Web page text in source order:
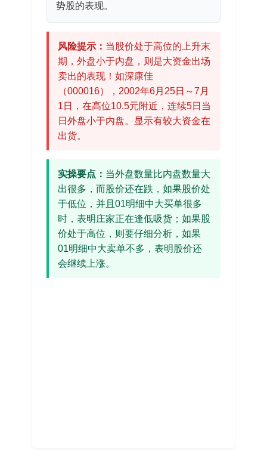
势股的表现。
风险提示： 当股价处于高位的上升末
期，外盘小于内盘，则是大资金出场
卖出的表现！如深康佳
（000016），2002年6月25日～7月
1日，在高位10.5元附近，连续5日当
日外盘小于内盘。显示有较大资金在
出货。
实操要点： 当外盘数量比内盘数量大
出很多，而股价还在跌，如果股价处
于低位，并且01明细中大买单很多
时，表明庄家正在逢低吸货；如果股
价处于高位，则要仔细分析，如果
01明细中大卖单不多，表明股价还
会继续上涨。